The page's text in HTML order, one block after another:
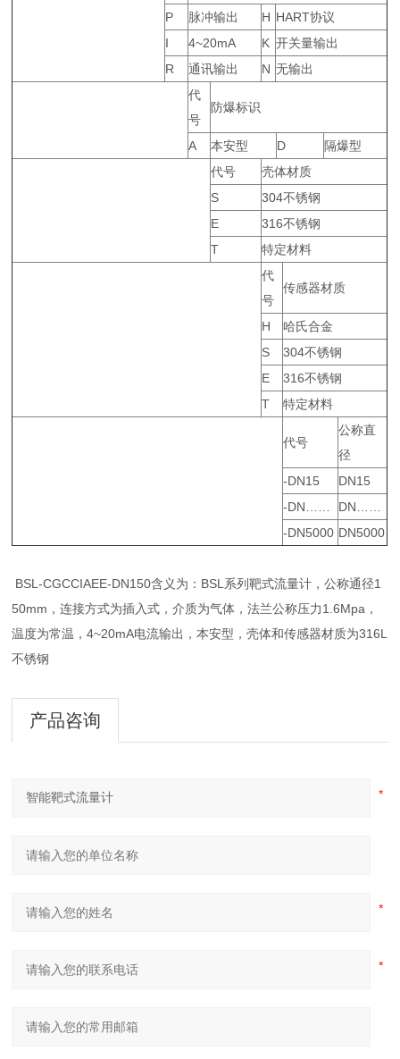
P 脉冲输出 H HART协议
I
4~20mA K 开关量输出
R
通讯输出 N 无输出
代
号
防爆标识
A 本安型 D
隔爆型
代号
壳体材质
S
304不锈钢
E
316不锈钢
T
特定材料
代
号
传感器材质
H
哈氏合金
S
304不锈钢
E
316不锈钢
T
特定材料
代号
公称直
径
-DN15
DN15
-DN……
DN……
-DN5000 DN5000
BSL-CGCCIAEE-DN150含义为：BSL系列靶式流量计，公称通径1
50mm，连接方式为插入式，介质为气体，法兰公称压力1.6Mpa，
温度为常温，4~20mA电流输出，本安型，壳体和传感器材质为316L
不锈钢
产品咨询